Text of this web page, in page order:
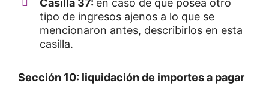
Casilla 37: en caso de que posea otro
tipo de ingresos ajenos a lo que se
mencionaron antes, describirlos en esta
casilla.
Sección 10: liquidación de importes a pagar